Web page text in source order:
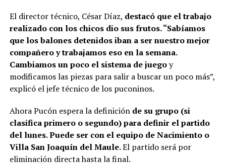
El director técnico, César Díaz, destacó que el trabajo
realizado con los chicos dio sus frutos. “Sabíamos
que los balones detenidos iban a ser nuestro mejor
compañero y trabajamos eso en la semana.
Cambiamos un poco el sistema de juegoy
modificamos las piezas para salir a buscar un poco más”,
explicó el jefe técnico de los puconinos.
Ahora Pucón espera la definición de su grupo (si
clasifica primero o segundo) para definir el partido
del lunes. Puede ser con el equipo de Nacimiento o
Villa San Joaquín del Maule.El partido será por
eliminación directa hasta la final.